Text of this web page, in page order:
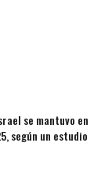
se mantuvo en
según un estudio